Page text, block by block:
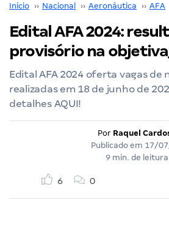
Início ›› Nacional ›› Aeronáutica ›› AFA
Edital AFA 2024:
provisório na
Edital AFA 2024 oferta vagas de
realizadas em 18 de junho de
detalhes AQUI!
Por Raquel
Publicado em 17/
9 min. de leitura
6 0